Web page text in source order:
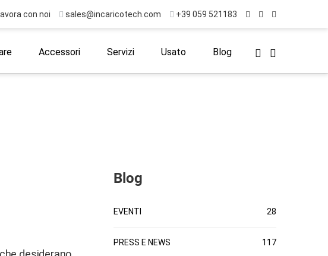
con noi sales@incaricotech.com +39 059 521183
Accessori Servizi Usato Blog
Blog
EVENTI 28
PRESS E NEWS 117